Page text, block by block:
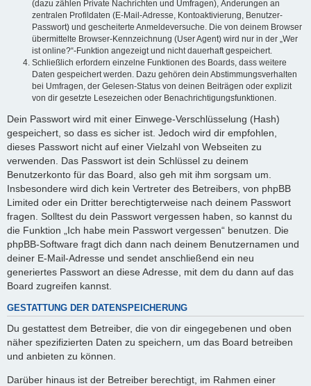
(dazu zählen Private Nachrichten und Umfragen), Änderungen an
zentralen Profildaten (E-Mail-Adresse, Kontoaktivierung, Benutzer-
Passwort) und gescheiterte Anmeldeversuche. Die von deinem Browser
übermittelte Browser-Kennzeichnung (User Agent) wird nur in der „Wer
ist online?“-Funktion angezeigt und nicht dauerhaft gespeichert.
Schließlich erfordern einzelne Funktionen des Boards, dass weitere
Daten gespeichert werden. Dazu gehören dein Abstimmungsverhalten
bei Umfragen, der Gelesen-Status von deinen Beiträgen oder explizit
von dir gesetzte Lesezeichen oder Benachrichtigungsfunktionen.
Dein Passwort wird mit einer Einwege-Verschlüsselung (Hash)
gespeichert, so dass es sicher ist. Jedoch wird dir empfohlen,
dieses Passwort nicht auf einer Vielzahl von Webseiten zu
verwenden. Das Passwort ist dein Schlüssel zu deinem
Benutzerkonto für das Board, also geh mit ihm sorgsam um.
Insbesondere wird dich kein Vertreter des Betreibers, von phpBB
Limited oder ein Dritter berechtigterweise nach deinem Passwort
fragen. Solltest du dein Passwort vergessen haben, so kannst du
die Funktion „Ich habe mein Passwort vergessen“ benutzen. Die
phpBB-Software fragt dich dann nach deinem Benutzernamen und
deiner E-Mail-Adresse und sendet anschließend ein neu
generiertes Passwort an diese Adresse, mit dem du dann auf das
Board zugreifen kannst.
GESTATTUNG DER DATENSPEICHERUNG
Du gestattest dem Betreiber, die von dir eingegebenen und oben
näher spezifizierten Daten zu speichern, um das Board betreiben
und anbieten zu können.
Darüber hinaus ist der Betreiber berechtigt, im Rahmen einer